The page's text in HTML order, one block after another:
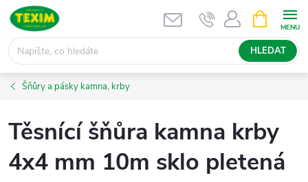
Přejít
obsah
HLEDAT
NÁKUPNÍ
KOŠÍK
Šňůry a pásky kamna, krby
Těsnící šňůra kamna krby
4x4 mm 10m sklo pletená